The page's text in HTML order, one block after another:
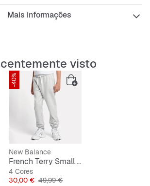
para pequenas coisas
e fácil de cuidar
para uso prolongado
Mais informações
visto
-40%
New Balance
French Terry Small Logo Jogger
4 Cores
Preço
30,00 € Preço original
49,99 €